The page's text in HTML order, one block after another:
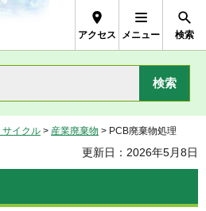
Prefecture
アクセス メニュー 検索
サイクル > 産業廃棄物 > PCB廃棄物処理
更新日：2026年5月8日